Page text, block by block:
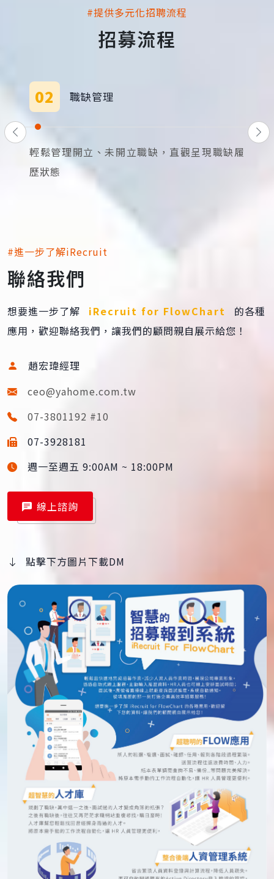
#提供多元化招聘流程
招募流程
02 職缺管理
輕鬆管理開立、未開立職缺，直觀呈現職缺履
歷狀態
#進一步了解iRecruit
聯絡我們
想要進一步了解 iRecruit for FlowChart
的各種
應用，歡迎聯絡我們，讓我們的顧問親自展示給您！
趙宏瑋經理
ceo@yahome.com.tw
07-3801192 #10
07-3928181
週一至週五 9:00AM ~ 18:00PM
線上諮詢
點擊下方圖片下載DM